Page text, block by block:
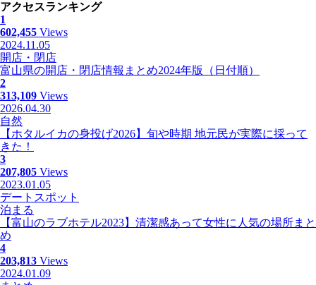
アクセスランキング
1
602,455 Views
2024.11.05
開店・閉店
富山県の開店・閉店情報まとめ2024年版（日付順）
2
313,109 Views
2026.04.30
自然
【ホタルイカの身投げ2026】旬や時期 地元民が実際に採って
きた！
3
207,805 Views
2023.01.05
デートスポット
泊まる
【富山のラブホテル2023】清潔感あって女性に人気の場所まと
め
4
203,813 Views
2024.01.09